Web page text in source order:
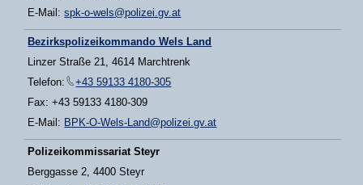
E-Mail:spk-o-wels@polizei.gv.at
Bezirkspolizeikommando Wels Land
Linzer Straße 21, 4614 Marchtrenk
Telefon:
+43 59133 4180-305
Fax: +43 59133 4180-309
E-Mail: BPK-O-Wels-Land@polizei.gv.at
Polizeikommissariat Steyr
Berggasse 2, 4400 Steyr